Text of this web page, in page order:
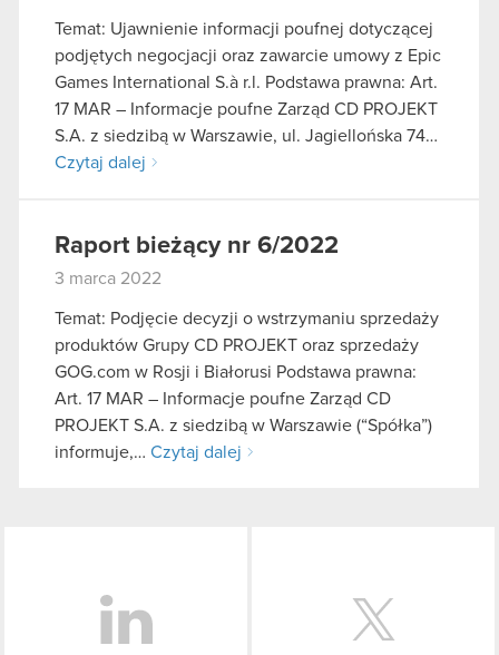
Temat: Ujawnienie informacji poufnej dotyczącej
podjętych negocjacji oraz zawarcie umowy z Epic
Games International S.à r.l. Podstawa prawna: Art.
17 MAR – Informacje poufne Zarząd CD PROJEKT
S.A. z siedzibą w Warszawie, ul. Jagiellońska 74…
Czytaj dalej
Raport bieżący nr 6/2022
3 marca 2022
Temat: Podjęcie decyzji o wstrzymaniu sprzedaży
produktów Grupy CD PROJEKT oraz sprzedaży
GOG.com w Rosji i Białorusi Podstawa prawna:
Art. 17 MAR – Informacje poufne Zarząd CD
PROJEKT S.A. z siedzibą w Warszawie (“Spółka”)
informuje,… Czytaj dalej